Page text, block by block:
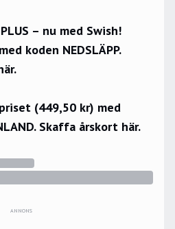
– nu med Swish!
koden NEDSLÄPP.
(449,50 kr) med
Skaffa årskort här.
ANNONS